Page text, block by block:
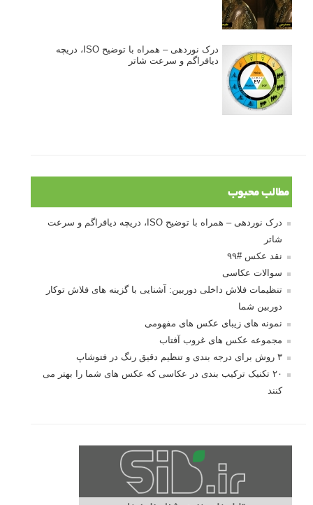
درک نوردهی – همراه با توضیح ISO، دریچه
دیافراگم و سرعت شاتر
مطالب محبوب
درک نوردهی – همراه با توضیح ISO، دریچه دیافراگم و سرعت
شاتر
نقد عکس #۹۹
سوالات عکاسی
تنظیمات فلاش داخلی دوربین: آشنایی با گزینه های فلاش توکار
دوربین شما
نمونه های زیبای عکس های مفهومی
مجموعه عکس های غروب آفتاب
۳ روش برای درجه بندی و تنظیم دقیق رنگ در فتوشاپ
۲۰ تکنیک ترکیب بندی در عکاسی که عکس های شما را بهتر می
کنند